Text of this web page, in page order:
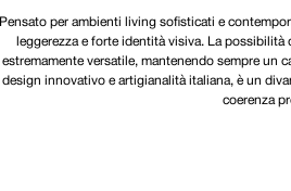
Pensato per ambienti living sofisticati e
leggerezza e forte identità visiva. La
estremamente versatile, mantenendo sempre un
design innovativo e artigianalità italiana, è un
coerenza